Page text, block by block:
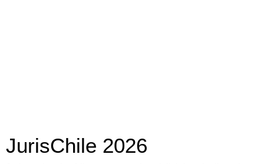
JurisChile 2026